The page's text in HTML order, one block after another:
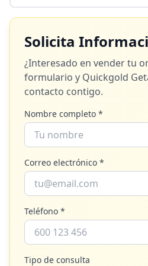
Solicita
¿Interesado en vender tu
formulario y Quickgold
contacto contigo.
Nombre completo *
Correo electrónico *
Teléfono *
Tipo de consulta